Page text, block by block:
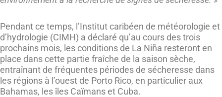
Pendant ce temps, l’Institut caribéen de météorologie et
d’hydrologie (CIMH) a déclaré qu’au cours des trois
prochains mois, les conditions de La Niña resteront en
place dans cette partie fraîche de la saison sèche,
entraînant de fréquentes périodes de sécheresse dans
les régions à l’ouest de Porto Rico, en particulier aux
Bahamas, les îles Caïmans et Cuba.